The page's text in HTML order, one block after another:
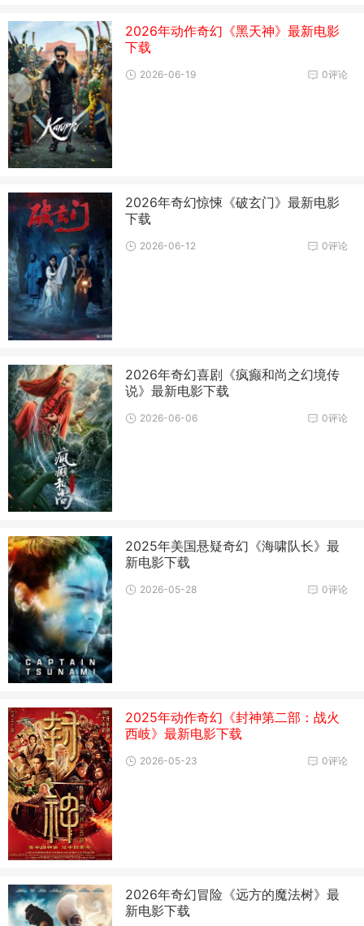
2026年动作奇幻《黑天神》最新电影
下载
0评论
2026-06-19
2026年奇幻惊悚《破玄门》最新电影
下载
0评论
2026-06-12
2026年奇幻喜剧《疯癫和尚之幻境传
说》最新电影下载
0评论
2026-06-06
2025年美国悬疑奇幻《海啸队长》最
新电影下载
0评论
2026-05-28
2025年动作奇幻《封神第二部：战火
西岐》最新电影下载
0评论
2026-05-23
2026年奇幻冒险《远方的魔法树》最
新电影下载